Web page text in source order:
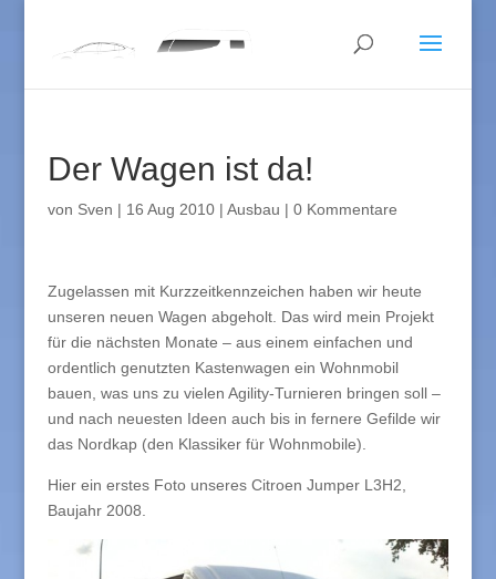
Der Wagen ist da!
von Sven | 16 Aug 2010| Ausbau | 0 Kommentare
Zugelassen mit Kurzzeitkennzeichen haben wir heute
unseren neuen Wagen abgeholt. Das wird mein Projekt
für die nächsten Monate – aus einem einfachen und
ordentlich genutzten Kastenwagen ein Wohnmobil
bauen, was uns zu vielen Agility-Turnieren bringen soll –
und nach neuesten Ideen auch bis in fernere Gefilde wir
das Nordkap (den Klassiker für Wohnmobile).
Hier ein erstes Foto unseres Citroen Jumper L3H2,
Baujahr 2008.